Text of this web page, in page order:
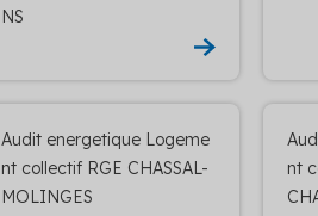
NS
Audit energetique Logeme
nt collectif RGE CHASSAL-
MOLINGES
nt